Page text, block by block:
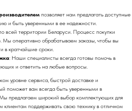
позволяет нам предлагать доступные
и быть уверенными в ее надежности.
всей территории Беларуси. Процесс покупки
Мы оперативно обрабатываем заказы, чтобы вы
в кратчайшие сроки.
: Наши специалисты всегда готовы помочь в
и ответить на любые вопросы.
уровне сервиса, быстрой доставке и
поможет вам всегда быть уверенными в
предлагаем широкий выбор комплектующих для
клиентам поддерживать свою технику в отличном